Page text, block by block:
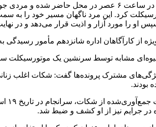
سرهنگ نثاری ادامه داد: شاکیه در ادامه اظهارات خود
کرد. این مرد ناگهان مسیر خود را به
سپس او را مورد آزار و اذیت قرار می‌دهد و در
از کارآگاهان اداره شانزدهم مأمور رسیدگی
مشابه توسط سرنشین یک موتورسیکلت
ویژگی‌های مشترک پرونده‌ها گفت: شکات اغلب
بودند.
در جرایم نیز از او کشف و ضبط شد.